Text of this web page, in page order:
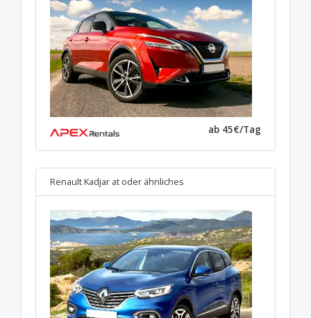
ab 45€/Tag
Renault Kadjar at oder ähnliches